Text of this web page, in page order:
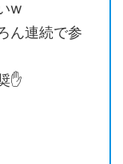
w
ん連続で参
✋